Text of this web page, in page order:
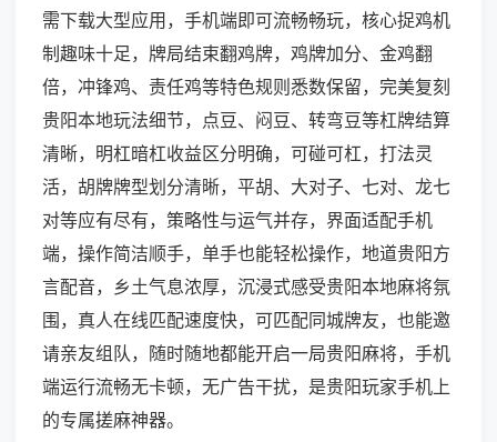
需下载大型应用，手机端即可流畅畅玩，核心捉鸡机
制趣味十足，牌局结束翻鸡牌，鸡牌加分、金鸡翻
倍，冲锋鸡、责任鸡等特色规则悉数保留，完美复刻
贵阳本地玩法细节，点豆、闷豆、转弯豆等杠牌结算
清晰，明杠暗杠收益区分明确，可碰可杠，打法灵
活，胡牌牌型划分清晰，平胡、大对子、七对、龙七
对等应有尽有，策略性与运气并存，界面适配手机
端，操作简洁顺手，单手也能轻松操作，地道贵阳方
言配音，乡土气息浓厚，沉浸式感受贵阳本地麻将氛
围，真人在线匹配速度快，可匹配同城牌友，也能邀
请亲友组队，随时随地都能开启一局贵阳麻将，手机
端运行流畅无卡顿，无广告干扰，是贵阳玩家手机上
的专属搓麻神器。